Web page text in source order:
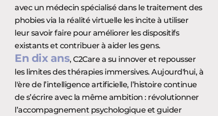
avec un médecin spécialisé dans le traitement des
phobies via la réalité virtuelle les incite à utiliser
leur savoir faire pour améliorer les dispositifs
existants et contribuer à aider les gens.
En dix ans, C2Care a su innover et repousser
les limites des thérapies immersives. Aujourd'hui, à
l'ère de l’intelligence artificielle, l’histoire continue
de s’écrire avec la même ambition : révolutionner
l’accompagnement psychologique et guider